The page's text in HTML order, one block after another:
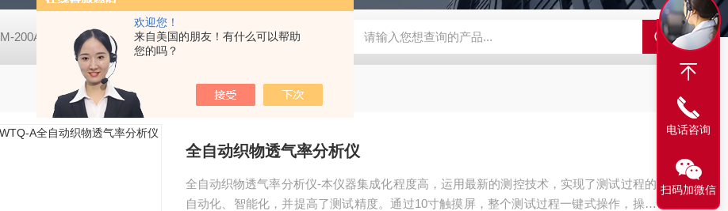
欢迎您！
来自美国的朋友！有什么可以帮助
您的吗？
M-200A微动摩擦磨损实验机 GCDDJ-50Kv电压击穿试验仪-微机控制 GCDDJ-50Kv绝缘材料电压击穿强度试验机 GCDDJ-100Kv
全自动织物透气率分析仪
全自动织物透气率分析仪-本仪器集成化程度高，运用最新的测控技术，实现了测试过程的
自动化、智能化，并提高了测试精度。通过10寸触摸屏，整个测试过程一键式操作，操作
电话咨询
扫码加微信